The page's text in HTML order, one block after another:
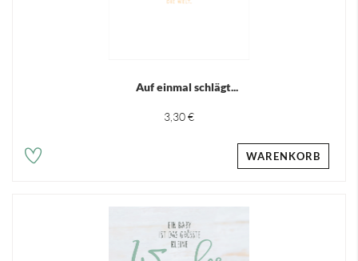
Auf einmal schlägt...
3,30 €
WARENKORB